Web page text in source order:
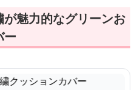
魅力的なグリーンお
ー